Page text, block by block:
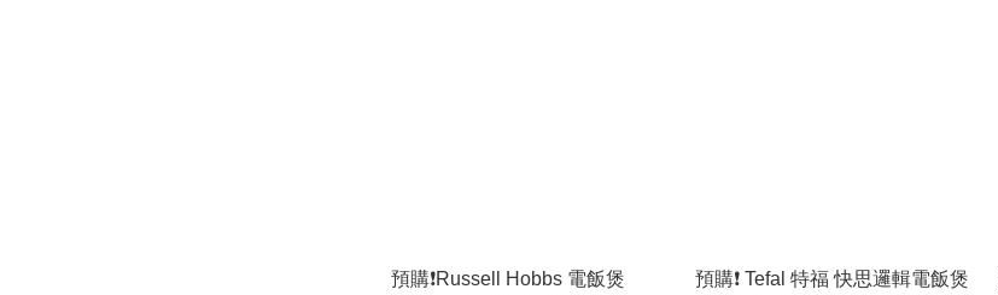
預購❗️Russell Hobbs 電飯煲
預購❗️ Tefal 特福 快思邏輯電飯煲